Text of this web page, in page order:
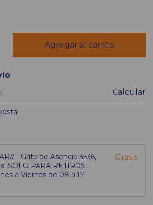
Calcular
- Grito de Asencio 3536,
SOLO PARA RETIROS.
a Viernes de 08 a 17
Gratis